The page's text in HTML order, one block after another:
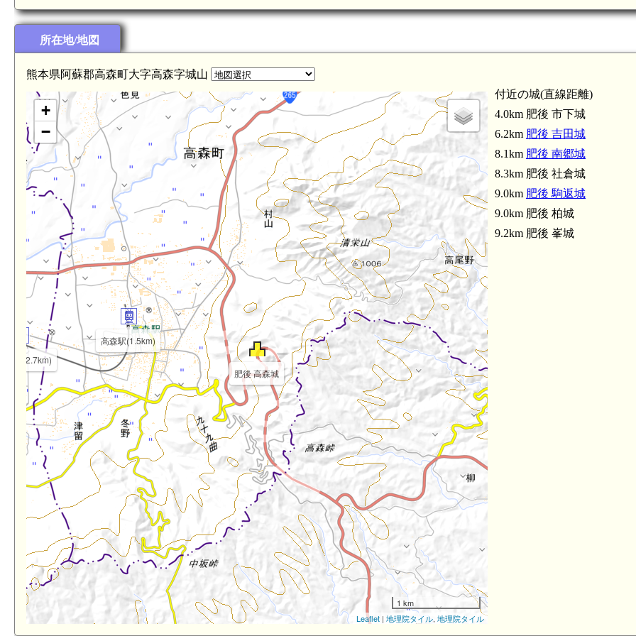
所在地/地図
熊本県阿蘇郡高森町大字高森字城山
高森駅(1.5km)
台駅(2.7km)
肥後 高森城
+
−
1 km
Leaflet | 地理院タイル, 地理院タイル
付近の城(直線距離)
4.0km 肥後 市下城
6.2km 肥後 吉田城
8.1km 肥後 南郷城
8.3km 肥後 社倉城
9.0km 肥後 駒返城
9.0km 肥後 柏城
9.2km 肥後 峯城